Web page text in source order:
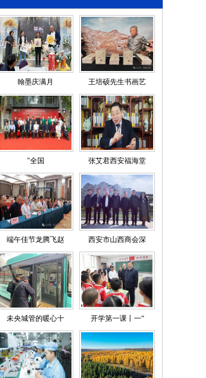
翰墨庆满月 王培硕先生书画艺
"全国 张艾君西安福海堂
端午佳节龙腾飞赵 西安市山西商会深
未央城管的暖心十 开学第一课丨一“